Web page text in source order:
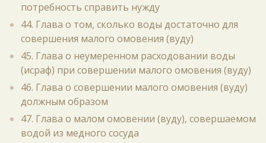
потребность справить нужду
44. Глава о том, сколько воды достаточно для
совершения малого омовения (вуду)
45. Глава о неумеренном расходовании воды
(исраф) при совершении малого омовения (вуду)
46. Глава о совершении малого омовения (вуду)
должным образом
47. Глава о малом омовении (вуду), совершаемом
водой из медного сосуда